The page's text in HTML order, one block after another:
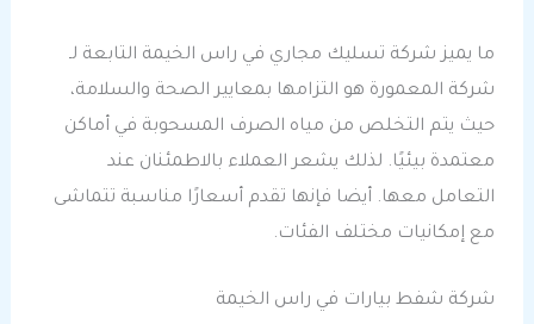
ما يميز شركة تسليك مجاري في راس الخيمة التابعة لـ
شركة المعمورة هو التزامها بمعايير الصحة والسلامة،
حيث يتم التخلص من مياه الصرف المسحوبة في أماكن
معتمدة بيئيًا. لذلك يشعر العملاء بالاطمئنان عند
التعامل معها. أيضا فإنها تقدم أسعارًا مناسبة تتماشى
مع إمكانيات مختلف الفئات.
شركة شفط بيارات في راس الخيمة